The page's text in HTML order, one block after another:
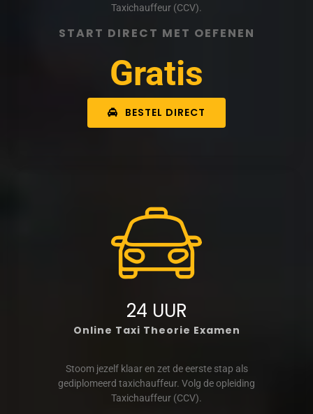
Taxichauffeur (CCV).
START DIRECT MET OEFENEN
Gratis
BESTEL DIRECT
24 UUR
Online Taxi Theorie Examen
Stoom jezelf klaar en zet de eerste stap als
gediplomeerd taxichauffeur. Volg de opleiding
Taxichauffeur (CCV).